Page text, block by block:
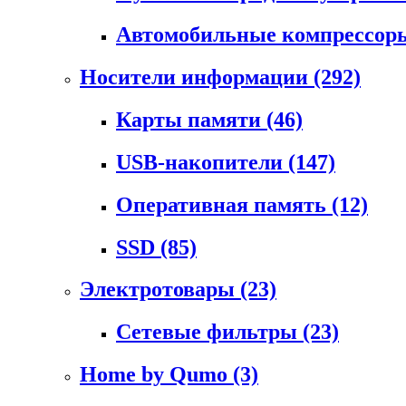
Автомобильные
Носители информации (292)
Карты памяти (46)
USB-накопители (147)
Оперативная память (12)
SSD (85)
Электротовары (23)
Сетевые фильтры (23)
Home by Qumo (3)